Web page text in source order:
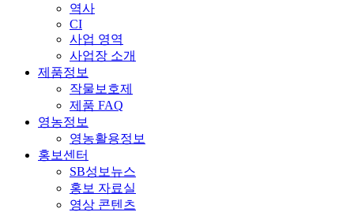
역사
CI
사업 영역
사업장 소개
제품정보
작물보호제
제품 FAQ
영농정보
영농활용정보
홍보센터
SB성보뉴스
홍보 자료실
영상 콘텐츠